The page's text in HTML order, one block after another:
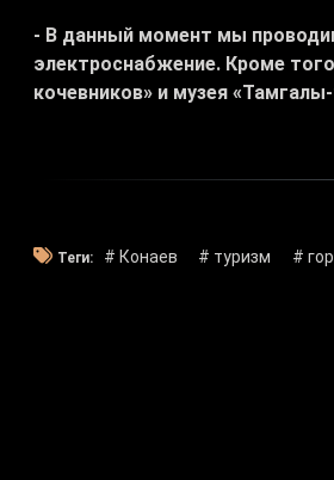
- В данный момент мы
электроснабжение. Кроме
кочевников» и музея
Теги: # Конаев # туризм #